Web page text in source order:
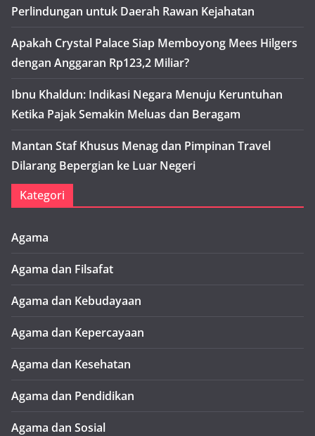
Perlindungan untuk Daerah Rawan Kejahatan
Apakah Crystal Palace Siap Memboyong Mees Hilgers
dengan Anggaran Rp123,2 Miliar?
Ibnu Khaldun: Indikasi Negara Menuju Keruntuhan
Ketika Pajak Semakin Meluas dan Beragam
Mantan Staf Khusus Menag dan Pimpinan Travel
Dilarang Bepergian ke Luar Negeri
Kategori
Agama
Agama dan Filsafat
Agama dan Kebudayaan
Agama dan Kepercayaan
Agama dan Kesehatan
Agama dan Pendidikan
Agama dan Sosial